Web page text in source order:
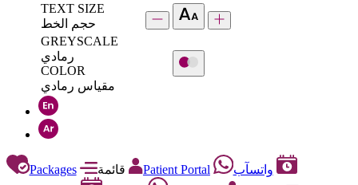
TEXT SIZE
حجم الخط
GREYSCALE
رمادي
COLOR
مقياس رمادي
Packages Patient Portal
واتسآب